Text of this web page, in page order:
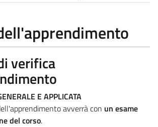
verifica
E APPLICATA
avverrà con un esame
del corso.